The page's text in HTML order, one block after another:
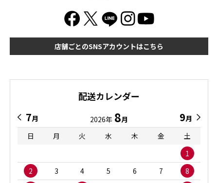
店舗ごとのSNSアカウントはこちら
配送カレンダー
7月 2026年 8月 9月
日
月 火 水 木 金
土
1
2
3 4 5 6 7
8